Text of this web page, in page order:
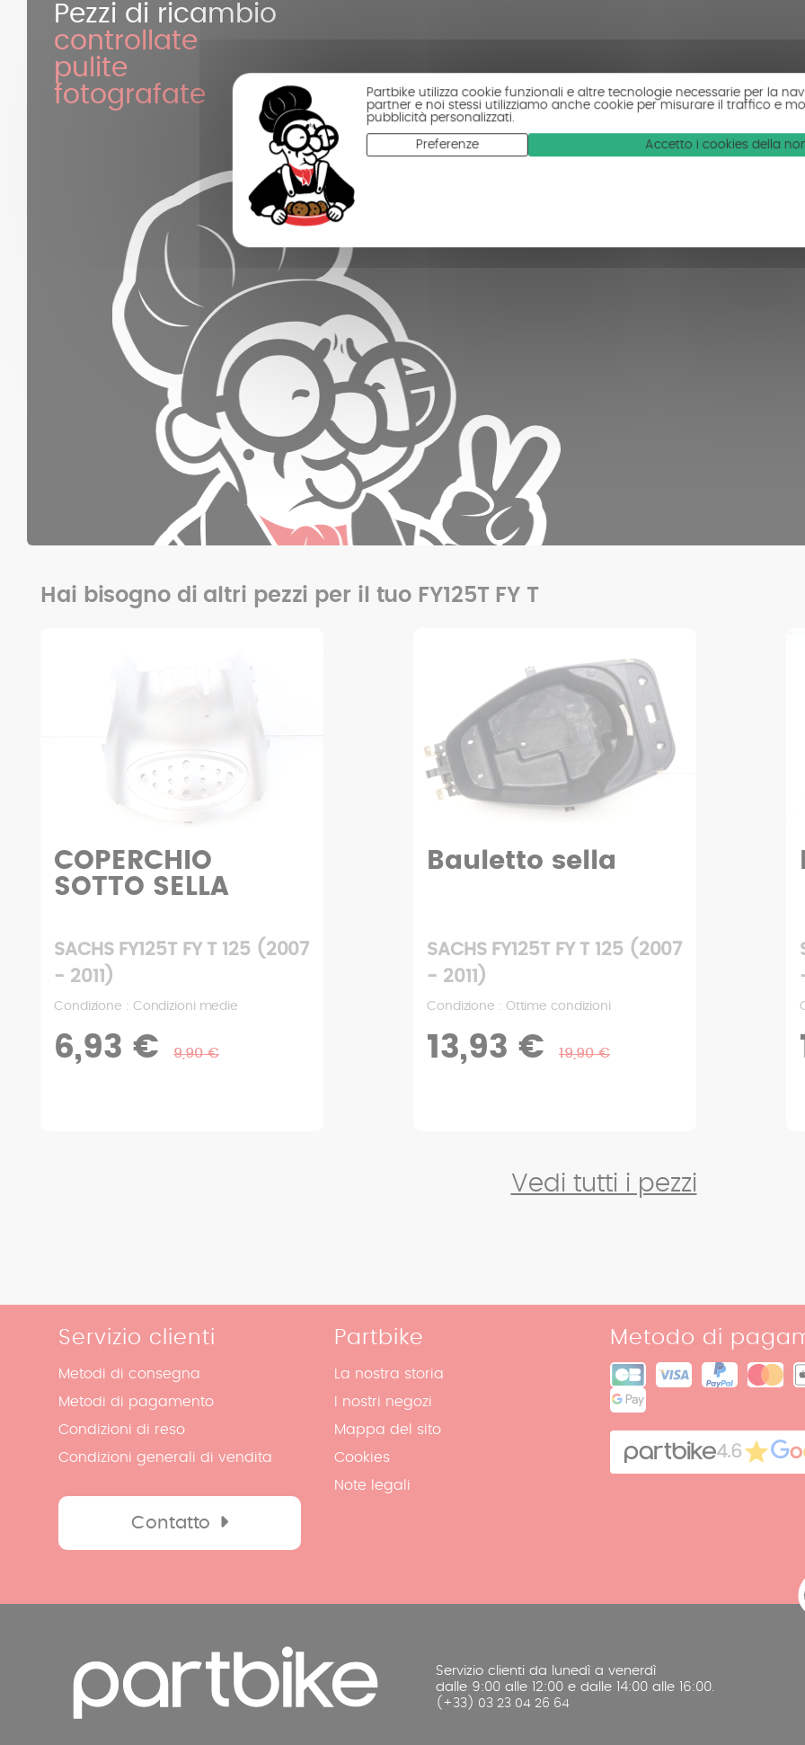
Partbike utilizza cookie funzionali e altre tecnologie necessarie per la
partner e noi stessi utilizziamo anche cookie per misurare il traffico e
pubblicità personalizzati.
Preferenze Accetto i cookies della
Pezzi di ricambio
controllate
pulite
fotografate
Hai bisogno di altri pezzi per il tuo FY125T FY T
Bauletto sella
SACHS FY125T FY T 125 (2007
Condizione : Ottime condizioni
13,93 €
Fanale posteriore
SACHS FY125T FY T 125 (2007
Condizione : Buone condizioni
10,43 €
Vedi tutti i pezzi
Servizio clienti
Metodi di consegna
Metodi di pagamento
Condizioni di reso
Condizioni generali di vendita
Contatto
Partbike
La nostra storia
I nostri negozi
Mappa del sito
Cookies
Note legali
Metodo di
4.6
Servizio clienti da lunedì a venerdì
dalle 9:00 alle 12:00 e dalle 14:00 alle 16:00.
(+33) 03 23 04 26 64